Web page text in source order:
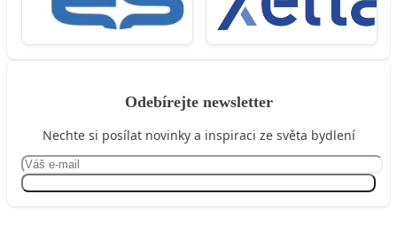
Odebírejte newsletter
Nechte si posílat novinky a inspiraci ze světa bydlení